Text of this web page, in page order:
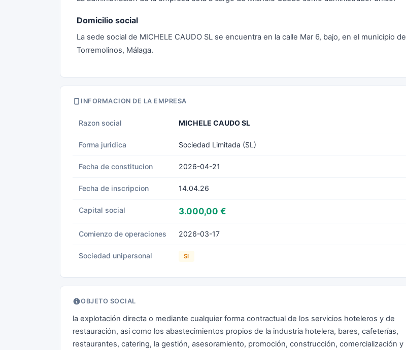
Domicilio social
La sede social de MICHELE CAUDO SL se encuentra en la calle Mar 6, bajo, en el municipio de
Torremolinos, Málaga.
INFORMACION DE LA EMPRESA
Razon social MICHELE CAUDO SL
Forma juridica Sociedad Limitada (SL)
Fecha de constitucion 2026-04-21
Fecha de inscripcion 14.04.26
Capital social 3.000,00 €
Comienzo de operaciones 2026-03-17
Sociedad unipersonal SI
OBJETO SOCIAL
la explotación directa o mediante cualquier forma contractual de los servicios hoteleros y de
restauración, asi como los abastecimientos propios de la industria hotelera, bares, cafeterías,
restaurantes, catering, la gestión, asesoramiento, promoción, construcción, comercialización y